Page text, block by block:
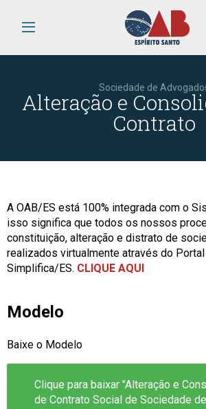
Sociedade de
Alteração e
Contrato
A OAB/ES está 100% integrada com o
isso significa que todos os nossos
constituição, alteração e distrato de
realizados virtualmente através do
Simplifica/ES. CLIQUE AQUI
Modelo
Baixe o Modelo
Clique para baixar "Alteração e
de Contrato Social de Sociedade de